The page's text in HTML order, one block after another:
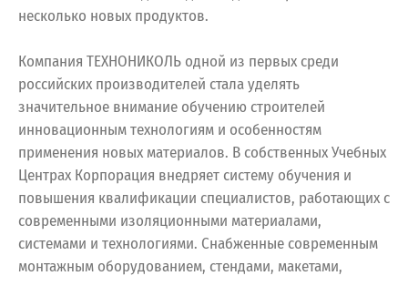
несколько новых продуктов.
Компания ТЕХНОНИКОЛЬ одной из первых среди
российских производителей стала уделять
значительное внимание обучению строителей
инновационным технологиям и особенностям
применения новых материалов. В собственных Учебных
Центрах Корпорация внедряет систему обучения и
повышения квалификации специалистов, работающих с
современными изоляционными материалами,
системами и технологиями. Снабженные современным
монтажным оборудованием, стендами, макетами,